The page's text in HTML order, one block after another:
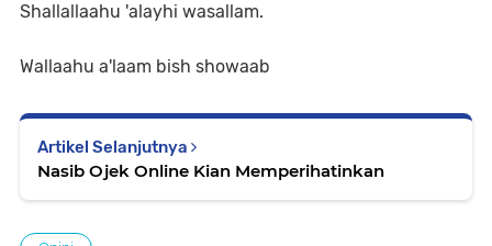
Shallallaahu 'alayhi wasallam.
Wallaahu a'laam bish showaab
Artikel Selanjutnya
Nasib Ojek Online Kian Memperihatinkan